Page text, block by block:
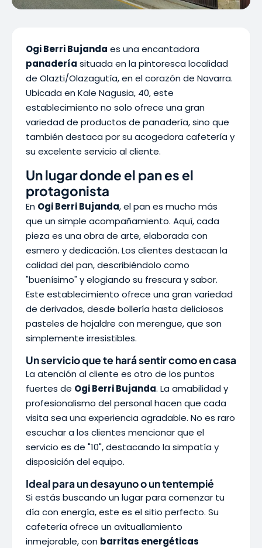
Ogi Berri Bujanda es una encantadora
panadería situada en la pintoresca localidad
de Olazti/Olazagutía, en el corazón de Navarra.
Ubicada en Kale Nagusia, 40, este
establecimiento no solo ofrece una gran
variedad de productos de panadería, sino que
también destaca por su acogedora cafetería y
su excelente servicio al cliente.
Un lugar donde el pan es el
protagonista
En Ogi Berri Bujanda, el pan es mucho más
que un simple acompañamiento. Aquí, cada
pieza es una obra de arte, elaborada con
esmero y dedicación. Los clientes destacan la
calidad del pan, describiéndolo como
"buenísimo" y elogiando su frescura y sabor.
Este establecimiento ofrece una gran variedad
de derivados, desde bollería hasta deliciosos
pasteles de hojaldre con merengue, que son
simplemente irresistibles.
Un servicio que te hará sentir como en casa
La atención al cliente es otro de los puntos
fuertes de Ogi Berri Bujanda. La amabilidad y
profesionalismo del personal hacen que cada
visita sea una experiencia agradable. No es raro
escuchar a los clientes mencionar que el
servicio es de "10", destacando la simpatía y
disposición del equipo.
Ideal para un desayuno o un tentempié
Si estás buscando un lugar para comenzar tu
día con energía, este es el sitio perfecto. Su
cafetería ofrece un avituallamiento
inmejorable, con barritas energéticas